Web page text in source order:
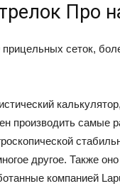
Про
сеток,
производить самые
другое. Также
компанией